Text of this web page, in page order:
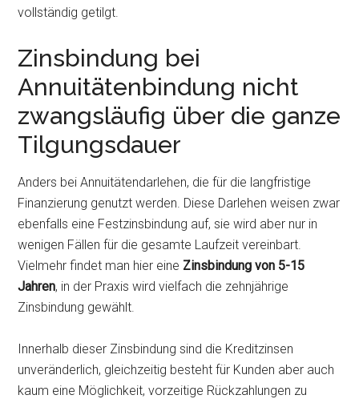
vollständig getilgt.
Zinsbindung bei
Annuitätenbindung nicht
zwangsläufig über die ganze
Tilgungsdauer
Anders bei Annuitätendarlehen, die für die langfristige
Finanzierung genutzt werden. Diese Darlehen weisen zwar
ebenfalls eine Festzinsbindung auf, sie wird aber nur in
wenigen Fällen für die gesamte Laufzeit vereinbart.
Vielmehr findet man hier eine Zinsbindung von 5-15
Jahren, in der Praxis wird vielfach die zehnjährige
Zinsbindung gewählt.
Innerhalb dieser Zinsbindung sind die Kreditzinsen
unveränderlich, gleichzeitig besteht für Kunden aber auch
kaum eine Möglichkeit, vorzeitige Rückzahlungen zu